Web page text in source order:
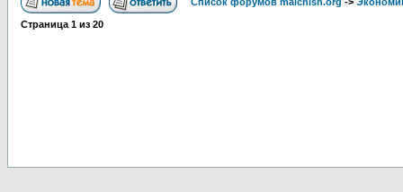
Страница 1 из 20